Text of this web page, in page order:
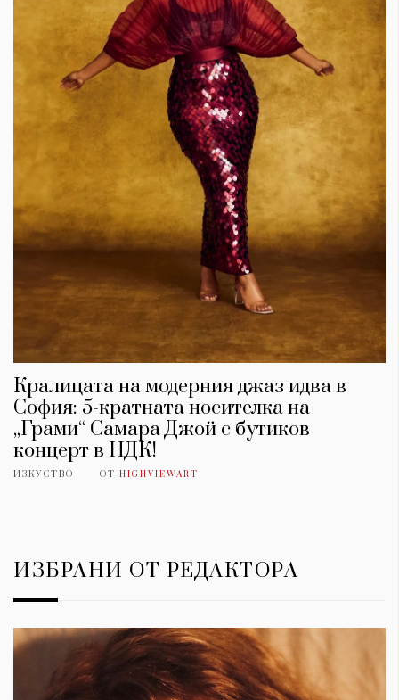
Кралицата на модерния джаз идва в
София: 5-кратната носителка на
„Грами“ Самара Джой с бутиков
концерт в НДК!
ИЗКУСТВО ОТ HIGHVIEWART
ИЗБРАНИ ОТ РЕДАКТОРА